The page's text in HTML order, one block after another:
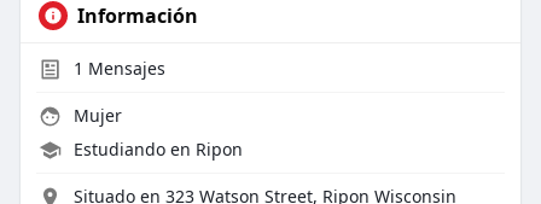
Información
1 Mensajes
Mujer
Estudiando en Ripon
Situado en 323 Watson Street, Ripon Wisconsin